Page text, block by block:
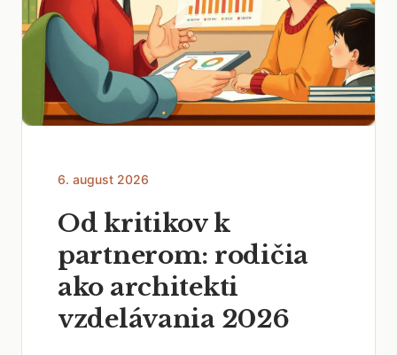
6. august 2026
Od kritikov k
partnerom: rodičia
ako architekti
vzdelávania 2026